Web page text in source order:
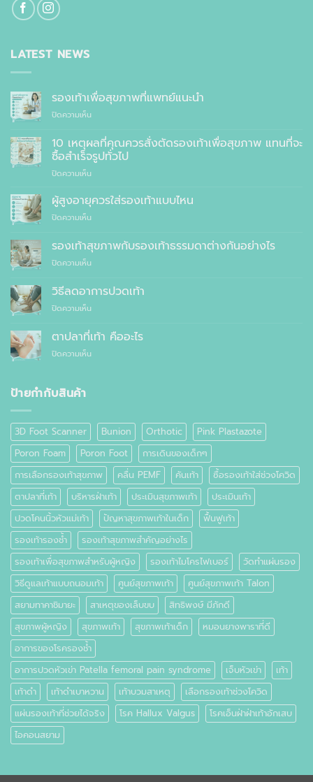
LATEST NEWS
รองเท้าเพื่อสุขภาพที่แพทย์แนะนำ
ปิดความเห็นบน
เพื่อ
สุขภาพ
ที่
แพทย์
10 เหตุผลที่คุณควรสั่งตัดรองเท้าเพื่อสุขภาพ แทนที่จะ
ซื้อสำเร็จรูปทั่วไป
ปิดความเห็นบน
เหตุผล
คุณ
สั่ง
ตัด
รองเท้า
สุขภาพ
สำเร็จรูป
ทั่วไป
ผู้สูงอายุควรใส่รองเท้าแบบไหน
ปิดความเห็นบน
สูง
อายุ
ควร
รองเท้า
ไหน
รองเท้าสุขภาพกับรองเท้าธรรมดาต่างกันอย่างไร
ปิดความเห็นบน
สุขภาพ
กับ
รองเท้า
ต่าง
อย่างไร
วิธีลดอาการปวดเท้า
ปิดความเห็นบน
ลด
อาการ
ปวด
ตาปลาที่เท้า คืออะไร
ปิดความเห็นบน
ป้ายกำกับสินค้า
3D Foot Scanner Bunion Orthotic
Pink Plastazote
Poron Foam
Poron Foot
การเดินของเด็กๆ
การเลือกรองเท้าสุขภาพ
คลื่น PEMF คันเท้า
ซื้อรองเท้าใส่ช่วงโควิด
ตาปลาที่เท้า
บริหารฝ่าเท้า ประเมินสุขภาพเท้า
ประเมินเท้า
ปวดโคนนิ้วหัวแม่เท้า
ปัญหาสุขภาพเท้าในเด็ก
ฟื้นฟูเท้า
รองเท้ารองช้ำ
รองเท้าสุขภาพสำคัญอย่างไร
รองเท้าเพื่อสุขภาพสำหรับผู้หญิง
รองเท้าไมโครไฟเบอร์
วัดทำแผ่นรอง
วิธีดูแลเท้าแบบถนอมเท้า
ศูนย์สุขภาพเท้า
ศูนย์สุขภาพเท้า Talon
สยามทาคาชิมายะ
สาเหตุของเล็บขบ
สิทธิพงษ์ มีภักดี
สุขภาพผู้หญิง
สุขภาพเท้า สุขภาพเท้าเด็ก
หมอนยางพาราที่ดี
อาการของโรครองช้ำ
อาการปวดหัวเข่า Patella femoral pain syndrome
เจ็บหัวเข่า
เท้า
เท้าดำ
เท้าดำเบาหวาน เท้าบวมสาเหตุ
เลือกรองเท้าช่วงโควิด
แผ่นรองเท้าที่ช่วยได้จริง
โรค Hallux Valgus
โรคเอ็นฝ่าฝ่าเท้าอักเสบ
ไอคอนสยาม